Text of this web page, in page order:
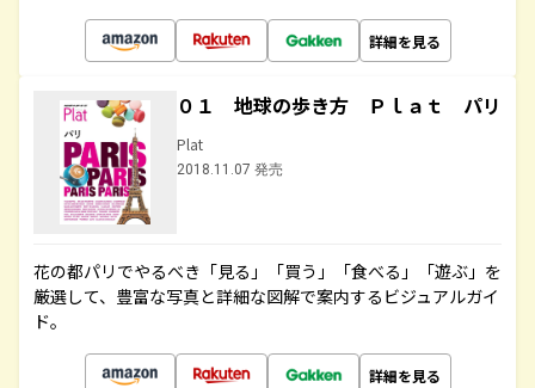
詳細を見る
０１ 地球の歩き方 Ｐｌａｔ パリ
Plat
2018.11.07 発売
花の都パリでやるべき「見る」「買う」「食べる」「遊ぶ」を
厳選して、豊富な写真と詳細な図解で案内するビジュアルガイ
ド。
詳細を見る